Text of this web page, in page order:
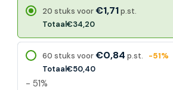
20 stuks voor€1,71p.st.
Totaal€34,20
60 stuks voor€0,84 p.st.
-51%
Totaal€50,40
- 51%